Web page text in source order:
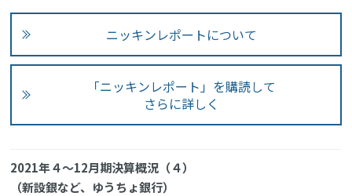
ニッキンレポートについて
「ニッキンレポート」を購読して
さらに詳しく
2021年４～12月期決算概況（４）
（新設銀など、ゆうちょ銀行）